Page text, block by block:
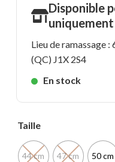
Disponible
uniquement
Lieu de ramassage
(QC) J1X 2S4
En stock
Taille
44 cm 47 cm 50 cm